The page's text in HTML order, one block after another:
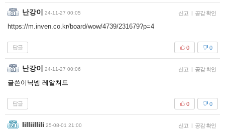
난강이 24-11-27 00:05 신고 | 공감 확인
https://m.inven.co.kr/board/wow/4739/231679?p=4
답글 0
0
난강이 24-11-27 00:06 신고 | 공감 확인
글쓴이닉넴 레알쳐드
답글 0
0
Iilliillili 25-08-01 21:00 신고 | 공감 확인